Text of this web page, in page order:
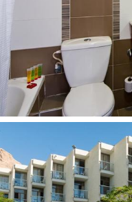
nuo kelionės kainos